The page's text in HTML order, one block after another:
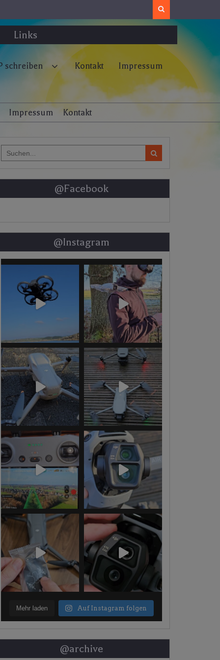
Links
schreiben Kontakt Impressum
Impressum Kontakt
for:
@Facebook
@Instagram
Mehr laden Auf Instagram folgen
@archive